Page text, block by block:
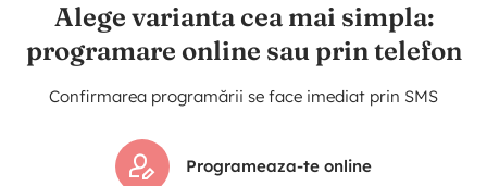
Alege varianta cea mai simpla:
programare online sau prin telefon
Confirmarea programării se face imediat prin SMS
Programeaza-te online